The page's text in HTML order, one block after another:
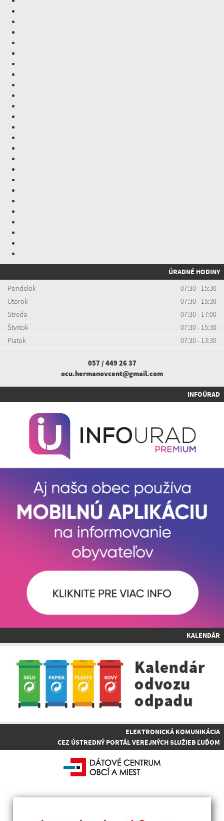
ÚRADNÉ HODINY
Pondelok
07:30 - 15:30
Utorok
07:30 - 15:30
Streda
07:30 - 17:00
Štvrtok
07:30 - 15:30
Piatok
07:30 - 13:30
057 / 449 26 37
ocu.hermanovcent@gmail.com
INFOÚRAD
KALENDÁR
ELEKTRONICKÁ KOMUNIKÁCIA
CEZ ÚSTREDNÝ PORTÁL VEREJNÝCH SLUŽIEB ĽUĎOM